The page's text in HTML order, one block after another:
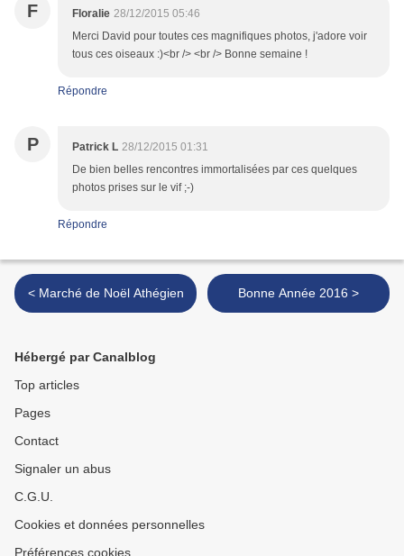
F Floralie 28/12/2015 05:46
Merci David pour toutes ces magnifiques photos, j'adore voir
tous ces oiseaux :)<br /> <br /> Bonne semaine !
Répondre
P Patrick L 28/12/2015 01:31
De bien belles rencontres immortalisées par ces quelques
photos prises sur le vif ;-)
Répondre
< Marché de Noël Athégien Bonne Année 2016 >
Hébergé par Canalblog
Top articles
Pages
Contact
Signaler un abus
C.G.U.
Cookies et données personnelles
Préférences cookies